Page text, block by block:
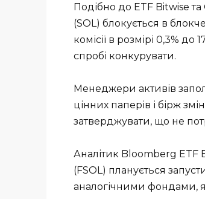
Подібно до ETF Bitwise та
(SOL) блокується в
комісії в розмірі 0,3%
спробі конкурувати.
Менеджери активів
цінних паперів і бірж
затверджувати, що не
Аналітик Bloomberg ETF
(FSOL) планується
аналогічними фондами,